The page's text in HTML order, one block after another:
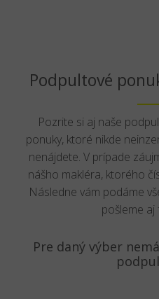
Podpultové
Pozrite si aj naše
ponuky, ktoré nikde
nenájdete. V prípade
nášho makléra, ktorého
Následne vám podáme
pošleme
Pre daný výber